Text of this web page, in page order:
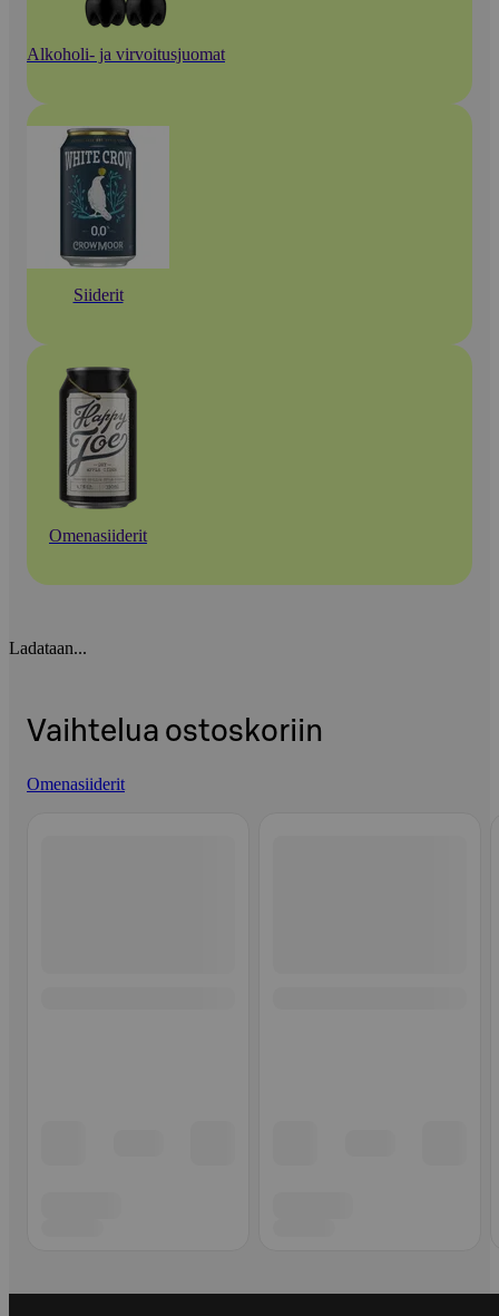
Alkoholi- ja virvoitusjuomat
Siiderit
Omenasiiderit
Ladataan...
Vaihtelua ostoskoriin
Omenasiiderit